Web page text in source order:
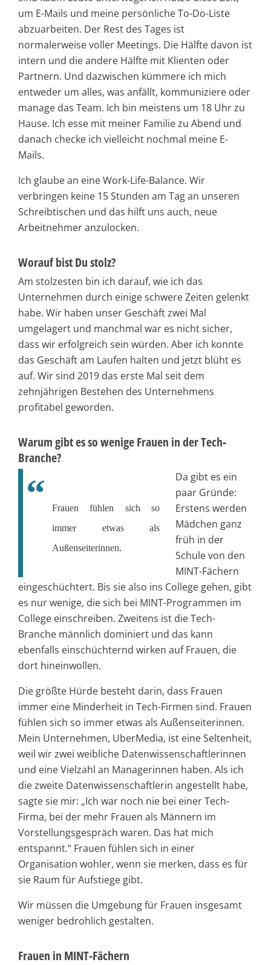
um E-Mails und meine persönliche To-Do-Liste
abzuarbeiten. Der Rest des Tages ist
normalerweise voller Meetings. Die Hälfte davon ist
intern und die andere Hälfte mit Klienten oder
Partnern. Und dazwischen kümmere ich mich
entweder um alles, was anfällt, kommuniziere oder
manage das Team. Ich bin meistens um 18 Uhr zu
Hause. Ich esse mit meiner Familie zu Abend und
danach checke ich vielleicht nochmal meine E-
Mails.
Ich glaube an eine Work-Life-Balance. Wir
verbringen keine 15 Stunden am Tag an unseren
Schreibtischen und das hilft uns auch, neue
Arbeitnehmer anzulocken.
Worauf bist Du stolz?
Am stolzesten bin ich darauf, wie ich das
Unternehmen durch einige schwere Zeiten gelenkt
habe. Wir haben unser Geschäft zwei Mal
umgelagert und manchmal war es nicht sicher,
dass wir erfolgreich sein würden. Aber ich konnte
das Geschäft am Laufen halten und jetzt blüht es
auf. Wir sind 2019 das erste Mal seit dem
zehnjährigen Bestehen des Unternehmens
profitabel geworden.
Warum gibt es so wenige Frauen in der Tech-
Branche?
Frauen fühlen sich so
immer etwas als
Außenseiterinnen.
Da gibt es ein
paar Gründe:
Erstens werden
Mädchen ganz
früh in der
Schule von den
MINT-Fächern
eingeschüchtert. Bis sie also ins College gehen, gibt
es nur wenige, die sich bei MINT-Programmen im
College einschreiben. Zweitens ist die Tech-
Branche männlich dominiert und das kann
ebenfalls einschüchternd wirken auf Frauen, die
dort hineinwollen.
Die größte Hürde besteht darin, dass Frauen
immer eine Minderheit in Tech-Firmen sind. Frauen
fühlen sich so immer etwas als Außenseiterinnen.
Mein Unternehmen, UberMedia, ist eine Seltenheit,
weil wir zwei weibliche Datenwissenschaftlerinnen
und eine Vielzahl an Managerinnen haben. Als ich
die zweite Datenwissenschaftlerin angestellt habe,
sagte sie mir: „Ich war noch nie bei einer Tech-
Firma, bei der mehr Frauen als Männern im
Vorstellungsgespräch waren. Das hat mich
entspannt.“ Frauen fühlen sich in einer
Organisation wohler, wenn sie merken, dass es für
sie Raum für Aufstiege gibt.
Wir müssen die Umgebung für Frauen insgesamt
weniger bedrohlich gestalten.
Frauen in MINT-Fächern